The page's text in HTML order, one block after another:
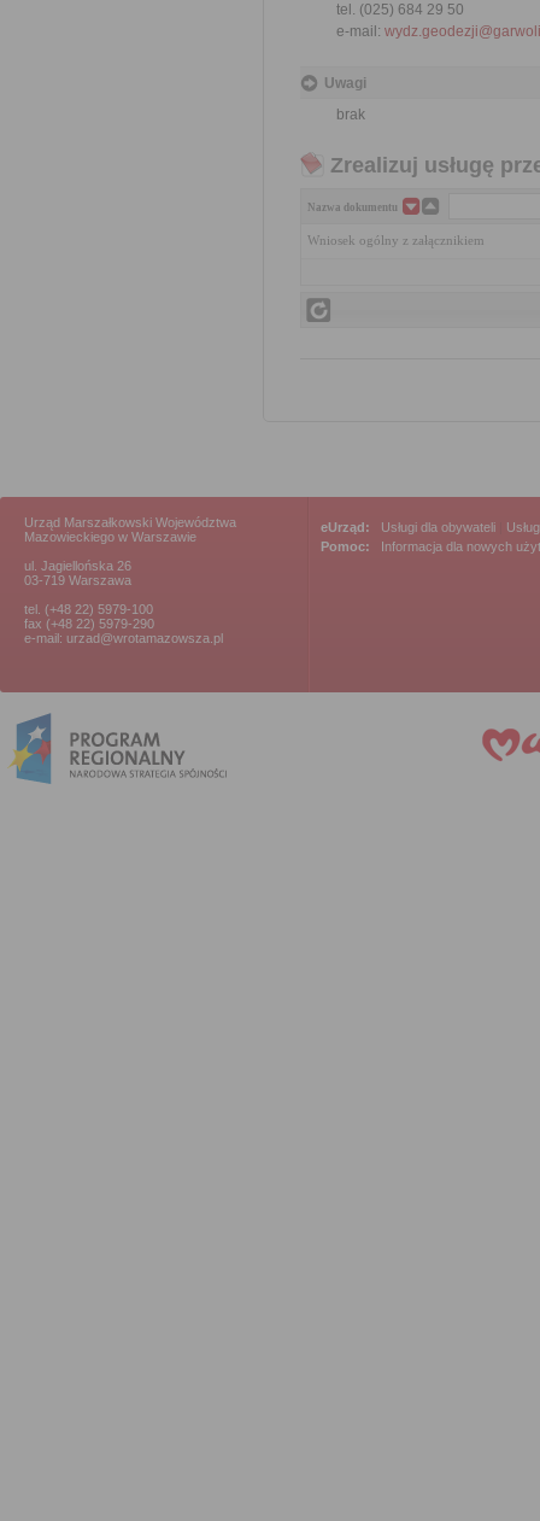
tel. (025) 684 29 50
e-mail:
Uwagi
brak
Zrealizuj usługę
Nazwa dokumentu
Wniosek ogólny z załącznikiem
Urząd Marszałkowski Województwa
Mazowieckiego w Warszawie
ul. Jagiellońska 26
03-719 Warszawa
tel. (+48 22) 5979-100
fax (+48 22) 5979-290
e-mail: urzad@wrotamazowsza.pl
eUrząd: Usługi dla obywateli
Pomoc:
Informacja dla nowych